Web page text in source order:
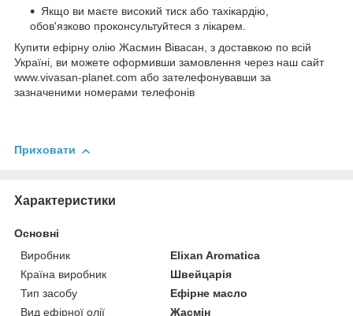
Якщо ви маєте високий тиск або тахікардію,
обов'язково проконсультуйтеся з лікарем.
Купити ефірну олію Жасмин Вівасан, з доставкою по всій
Україні, ви можете оформивши замовлення через наш сайт
www.vivasan-planet.com або зателефонувавши за
зазначеними номерами телефонів
Приховати
Характеристики
Основні
Виробник
Elixan Aromatica
Країна виробник
Швейцарія
Тип засобу
Ефірне масло
Вид ефірної олії
Жасмін